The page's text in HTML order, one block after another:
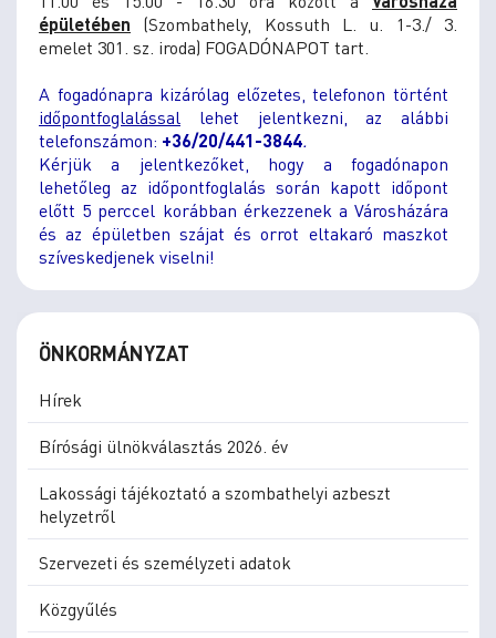
épületében (Szombathely, Kossuth L. u. 1-3./ 3.
emelet 301. sz. iroda) FOGADÓNAPOT tart.
A fogadónapra kizárólag előzetes, telefonon történt
időpontfoglalással lehet jelentkezni, az alábbi
telefonszámon: +36/20/441-3844.
Kérjük a jelentkezőket, hogy a fogadónapon
lehetőleg az időpontfoglalás során kapott időpont
előtt 5 perccel korábban érkezzenek a Városházára
és az épületben szájat és orrot eltakaró maszkot
szíveskedjenek viselni!
ÖNKORMÁNYZAT
Hírek
Bírósági ülnökválasztás 2026. év
Lakossági tájékoztató a szombathelyi azbeszt
helyzetről
Szervezeti és személyzeti adatok
Közgyűlés